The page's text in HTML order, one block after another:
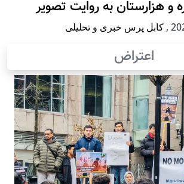
و هزارستان به روایت تصویر
, کابل پرس خبری و تحلیلی
اعتراض